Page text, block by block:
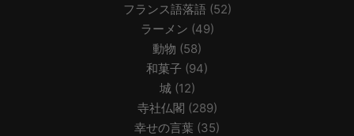
フランス語落語 (52)
ラーメン (49)
動物 (58)
和菓子 (94)
城(12)
寺社仏閣 (289)
幸せの言葉 (35)